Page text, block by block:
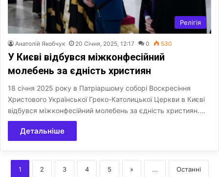
Релігія
Анатолій Якобчук 20 Січня, 2025, 12:17 0 530
У Києві відбувся міжконфесійний
молебень за єдність християн
18 січня 2025 року в Патріаршому соборі Воскресіння
Христового Української Греко-Католицької Церкви в Києві
відбувся міжконфесійний молебень за єдність християн.…
Детальніше
1 2 3 4 5 » ... Останні